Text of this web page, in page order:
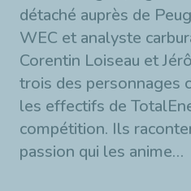
détaché auprès de
WEC et analyste
Corentin Loiseau et
trois des personnages
les effectifs de
compétition. Ils
passion qui les anime…